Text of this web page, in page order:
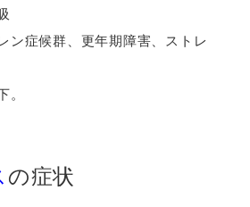
ン症候群、更年期障害、ストレ
。
の症状